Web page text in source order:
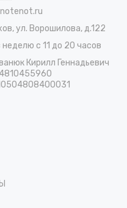
ул. Ворошилова, д.122
неделю с 11 до 20 часов
Кирилл Геннадьевич